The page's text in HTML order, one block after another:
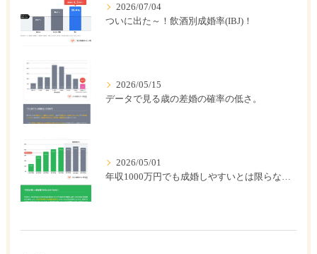
2026/07/04
ついに出た～！飲酒別成婚率(IBJ)！
2026/05/15
データで見る歳の差婚の確率の低さ。
2026/05/01
年収1000万円でも成婚しやすいとは限らない? 「年収帯別の成婚率」のリアル